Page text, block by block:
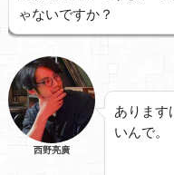
ゃないですか？
西野亮廣
あります
いんで。